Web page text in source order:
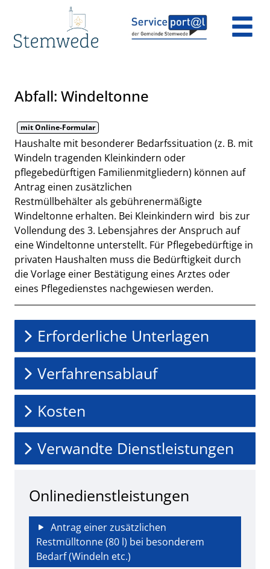
Zum Hauptinhalt springen
Zum Hauptinhalt
Abfall: Windeltonne
mit Online-Formular
Kurzbeschreibung
Haushalte mit besonderer Bedarfssituation (z. B. mit
Windeln tragenden Kleinkindern oder
pflegebedürftigen Familienmitgliedern) können auf
Antrag einen zusätzlichen
Restmüllbehälter als gebührenermäßigte
Windeltonne erhalten. Bei Kleinkindern wird bis zur
Vollendung des 3. Lebensjahres der Anspruch auf
eine Windeltonne unterstellt. Für Pflegebedürftige in
privaten Haushalten muss die Bedürftigkeit durch
die Vorlage einer Bestätigung eines Arztes oder
eines Pflegedienstes nachgewiesen werden.
Erforderliche Unterlagen
Verfahrensablauf
Kosten
Verwandte Dienstleistungen
Onlinedienstleistungen
Antrag einer zusätzlichen
Restmülltonne (80 l) bei besonderem
Bedarf (Windeln etc.)